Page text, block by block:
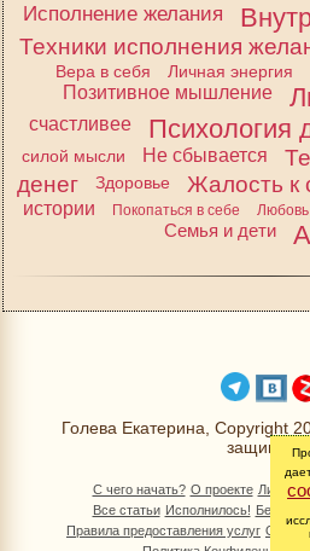
Исполнение желания
Техники исполнения
Вера в себя Личная энергия
Позитивное мышление
счастливее
Психология
силой мысли
Не сбывается
денег
Здоровье Жалость к
истории
Покопаться в себе Любовь
Семья и дети
Голева Екатерина, Copyright
С чего начать? О проекте Личный
Все статьи Исполнилось!
Правила предоставления услуг